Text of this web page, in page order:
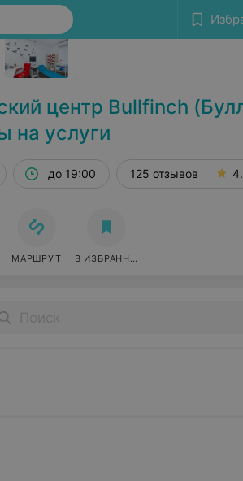
центр Bullfinch
на услуги
до 19:00 125 отзывов
МАРШРУТ В ИЗБРАННОЕ